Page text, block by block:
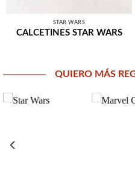
STAR WARS
CALCETINES STAR WARS
QUIERO MÁS